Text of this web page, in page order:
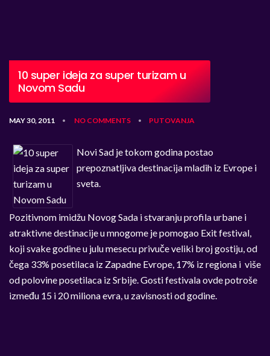
10 super ideja za super turizam u
Novom Sadu
MAY 30, 2011 • NO COMMENTS • PUTOVANJA
Novi Sad je tokom godina postao
prepoznatljiva destinacija mladih iz Evrope i
sveta.
Pozitivnom imidžu Novog Sada i stvaranju profila urbane i
atraktivne destinacije u mnogome je pomogao Exit festival,
koji svake godine u julu mesecu privuče veliki broj gostiju, od
čega 33% posetilaca iz Zapadne Evrope, 17% iz regiona i više
od polovine posetilaca iz Srbije. Gosti festivala ovde potroše
između 15 i 20 miliona evra, u zavisnosti od godine.